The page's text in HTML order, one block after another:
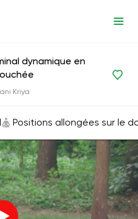
allongées sur le dos
dynamique en
Kriya
Positions allongées sur le